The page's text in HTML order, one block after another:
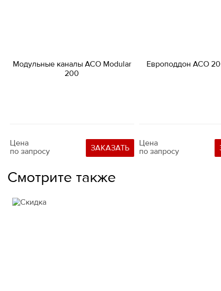
Модульные каналы АСО Modular
200
Цена
по запросу
ЗАКАЗАТЬ
Европоддон ACO
Цена
по запросу
Смотрите также